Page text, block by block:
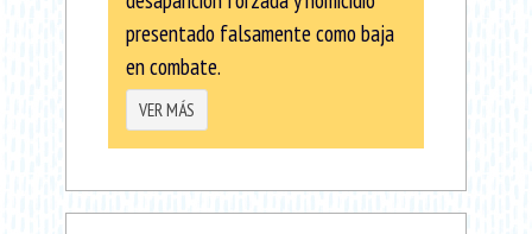
presentado falsamente como baja
en combate.
VER MÁS